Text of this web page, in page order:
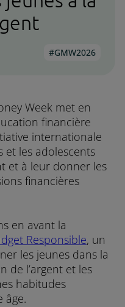
GMW2026
Week met en
financière
internationale
et les adolescents
et à leur donner les
financières
en avant la
Responsible, un
les jeunes dans la
de l’argent et les
habitudes
âge.